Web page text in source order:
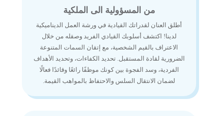
من المسؤولية الى الملكية
أطلق العنان لقدراتك القيادية في ورشة العمل الديناميكية
لدينا! اكتشف أسلوبك القيادي الفريد وصقله من خلال
الاعتراف بالقيم الشخصية، مع إتقان السمات المتنوعة
الضرورية لقادة المستقبل. تحديد الكفاءات، وتحديد الأهداف
الفردية، وسد الفجوة بين كونك موظفًا رائعًا وقائدًا فعالًا
لضمان الانتقال السلس والاحتفاظ بالمواهب القيمة.